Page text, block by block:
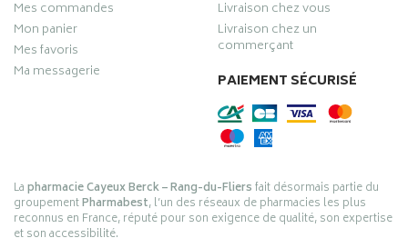
Mes commandes
Mon panier
Mes favoris
Ma messagerie
Livraison chez vous
Livraison chez un
commerçant
PAIEMENT SÉCURISÉ
Lapharmacie Cayeux Berck – Rang-du-Fliersfait désormais partie du
groupementPharmabest, l’un des réseaux de pharmacies les plus
reconnus en France, réputé pour son exigence de qualité, son expertise
et son accessibilité.